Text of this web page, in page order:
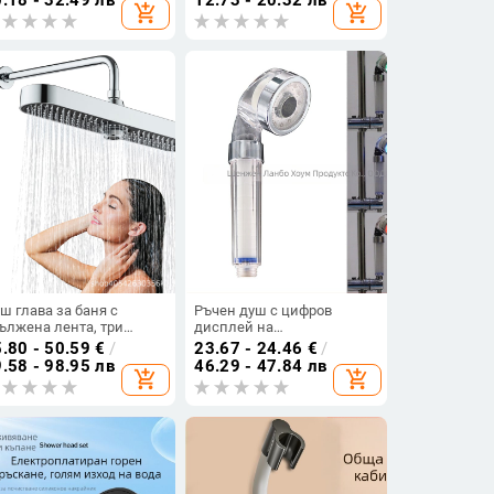
0-90°C,
се монтаж
add_shopping_cart
стил модерен
минимализъм, преносим
add_shopping_cart
глава за баня с
лента, три
на регулиране,
налягане, ABS
- 50.59 € /
- 98.95 лв
add_shopping_cart
Ръчен душ с цифров
дисплей на
температурата, усилваща
дюза, филтър PP памук и
регулиране на налягането
23.67 - 24.46 € /
46.29 - 47.84 лв
add_shopping_cart